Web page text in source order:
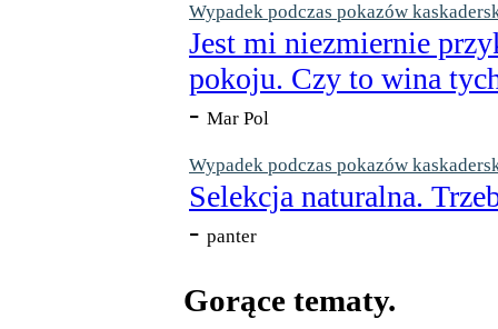
Wypadek podczas pokazów
Jest mi niezmiernie
pokoju. Czy to wina
- Mar Pol
Wypadek podczas pokazów
Selekcja naturalna.
- panter
Gorące tematy.